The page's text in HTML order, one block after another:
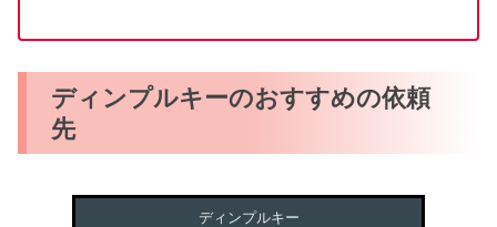
ディンプルキーのおすすめの依頼
先
ディンプルキー